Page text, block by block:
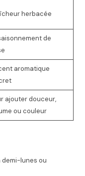
herbacée
de
aromatique
ajouter douceur,
ou couleur
demi-lunes ou